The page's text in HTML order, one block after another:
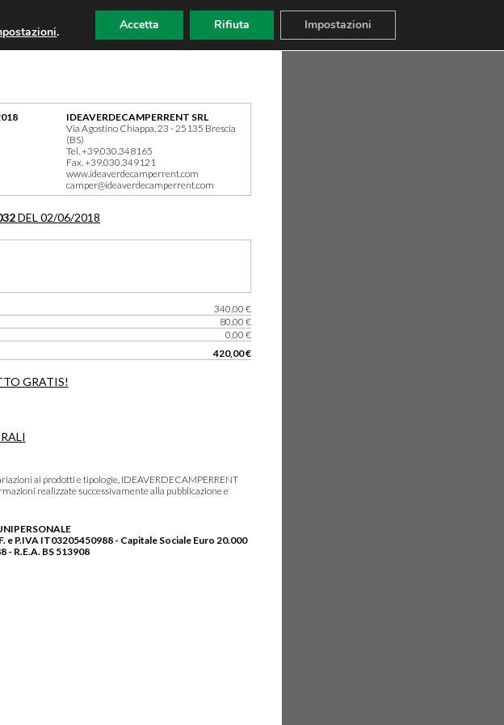
IDEAVERDECAMPERRENT SRL
Via Agostino Chiappa, 23 - 25135 Brescia
(BS)
Tel. +39.030.348165
Fax. +39.030.349121
www.ideaverdecamperrent.com
camper@ideaverdecamperrent.com
DEL 02/06/2018
340,00 €
80,00 €
0,00 €
420,00 €
GRATIS!
ai prodotti e tipologie, IDEAVERDECAMPERRENT
realizzate successivamente alla pubblicazione e
e P.IVA IT03205450988 - Capitale Sociale Euro 20.000
- R.E.A. BS 513908
. Accetta Rifiuta Impostazioni